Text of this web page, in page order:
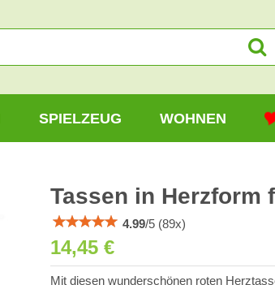
SPIELZEUG WOHNEN
Tassen in Herzform
4.99/5 (89x)
14,45 €
Mit diesen wunderschönen roten